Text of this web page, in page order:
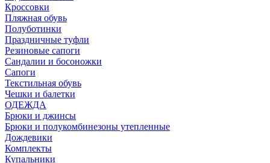
Кроссовки
Пляжная обувь
Полуботинки
Праздничные туфли
Резиновые сапоги
Сандалии и босоножки
Сапоги
Текстильная обувь
Чешки и балетки
ОДЕЖДА
Брюки и джинсы
Брюки и полукомбинезоны утепленные
Дождевики
Комплекты
Купальники